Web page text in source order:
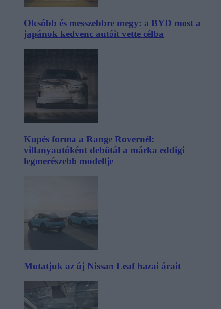
Olcsóbb és messzebbre megy: a BYD most a
japánok kedvenc autóit vette célba
Kupés forma a Range Rovernél:
villanyautóként debütál a márka eddigi
legmerészebb modellje
Mutatjuk az új Nissan Leaf hazai árait